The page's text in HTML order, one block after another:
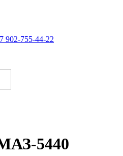
902-755-44-22
5440